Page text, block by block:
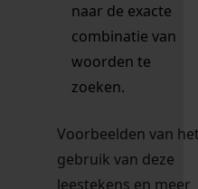
naar de exacte
combinatie van
woorden te
zoeken.
Voorbeelden van
gebruik van deze
leestekens en meer